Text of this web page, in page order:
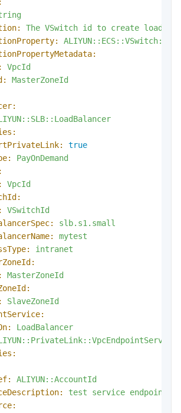
The VSwitch id to create load
VpcId
MasterZoneId
true
PayOnDemand
VpcId
VSwitchId
slb.s1.small
mytest
intranet
MasterZoneId
SlaveZoneId
LoadBalancer
ALIYUN::AccountId
test service endpoint